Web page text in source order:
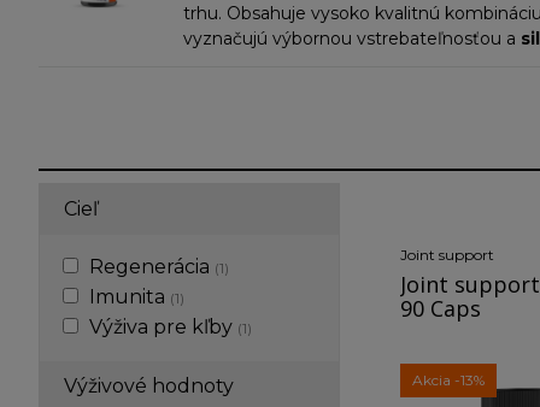
trhu. Obsahuje vysoko kvalitnú
vyznačujú výbornou vstrebateľnosťou a
podporné zložky – zmes tráviacich
Cieľ
Regenerácia (1)
Imunita (1)
Výživa pre kľby (1)
Výživové hodnoty
Joint support
Joint
90 Caps
Akcia -13%